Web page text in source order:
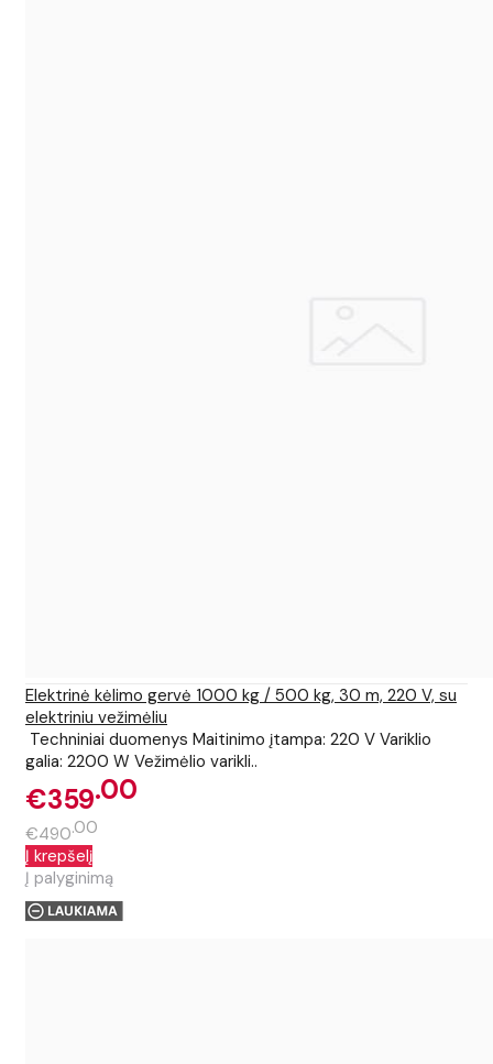
Elektrinė kėlimo gervė 1000 kg / 500 kg, 30 m, 220 V, su
elektriniu vežimėliu
Techniniai duomenys Maitinimo įtampa: 220 V Variklio
galia: 2200 W Vežimėlio varikli..
€359 00
€490 00
Į krepšelį
Į palyginimą